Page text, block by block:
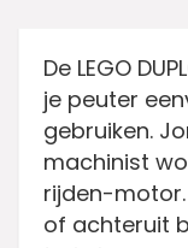
De LEGO
je peuter
gebruiken.
machinist
rijden-
of achteruit